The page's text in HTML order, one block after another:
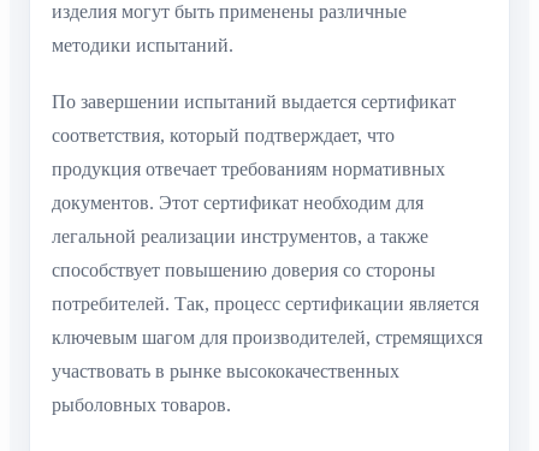
изделия могут быть применены различные
методики испытаний.
По завершении испытаний выдается сертификат
соответствия, который подтверждает, что
продукция отвечает требованиям нормативных
документов. Этот сертификат необходим для
легальной реализации инструментов, а также
способствует повышению доверия со стороны
потребителей. Так, процесс сертификации является
ключевым шагом для производителей, стремящихся
участвовать в рынке высококачественных
рыболовных товаров.